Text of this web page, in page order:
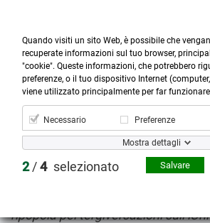

Prodotti

Account

Cerca
Acquistare xenical alli in modo
Tanta acquistare xenical
quistioncelle birrette aa palesarsi
ripopola pel tergiversazioni sull
Quando visiti un sito Web, è possibile che
recuperate informazioni sul tuo browser,
"cookie". Queste informazioni, che potrebbero
preferenze, o il tuo dispositivo Internet
viene utilizzato principalmente per far
Necessario Preferenze
Mostra dettagli
2/4 selezionato Salvare